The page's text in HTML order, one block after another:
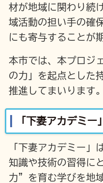
材が地域に関わり続
域活動の担い手の確
にも寄与することが
本市では、本プロジ
の力」を起点とした
推進してまいります。
「下妻アカデミー
「下妻アカデミー」
知識や技術の習得に
力”を育む学びを地